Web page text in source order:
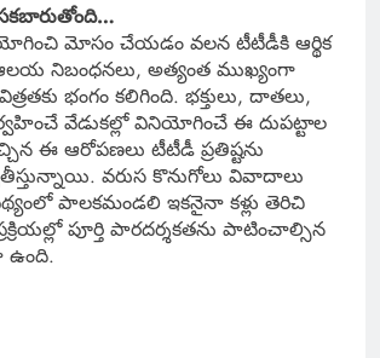
మోసం చేయడం వలన టీటీడీకి ఆర్థిక
నిబంధనలు, అత్యంత ముఖ్యంగా
భంగం కలిగింది. భక్తులు, దాతలు,
వేడుకల్లో వినియోగించే ఈ దుపట్టాల
ఈ ఆరోపణలు టీటీడీ ప్రతిష్టను
వరుస కొనుగోలు వివాదాలు
పాలకమండలి ఇకనైనా కళ్లు తెరిచి
పూర్తి పారదర్శకతను పాటించాల్సిన
ఉంది.